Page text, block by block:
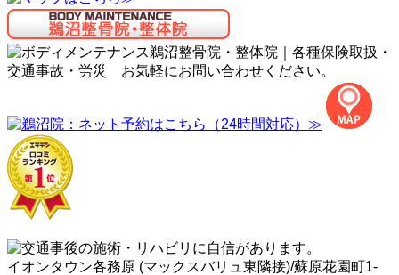
イオンタウン各務原 (マックスバリュ東隣接)/蘇原花園町1-